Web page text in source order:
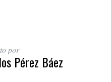
por
Pérez Báez